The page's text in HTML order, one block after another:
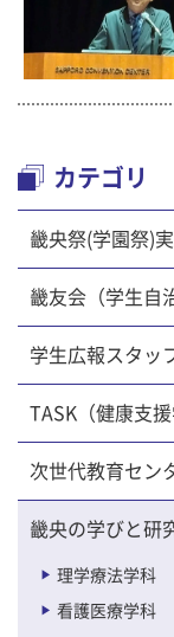
カテゴリ
畿央祭(学園祭)
畿友会（学生自
学生広報スタッ
TASK（健康支
次世代教育セン
畿央の学びと研
理学療法学科
看護医療学科